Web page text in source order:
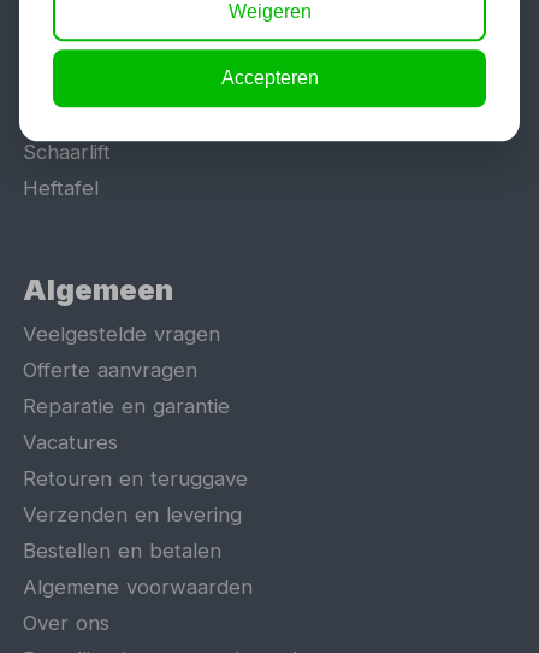
Aggregaat
Motorlift
Schaarlift
Heftafel
Algemeen
Veelgestelde vragen
Offerte aanvragen
Reparatie en garantie
Vacatures
Retouren en teruggave
Verzenden en levering
Bestellen en betalen
Algemene voorwaarden
Over ons
Weigeren
Accepteren